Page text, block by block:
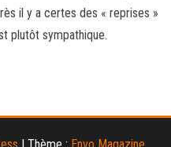
il y a certes des « reprises »
plutôt sympathique.
| Thème : Envo Magazine